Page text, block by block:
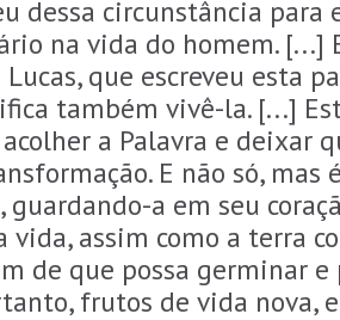
dessa circunstância
na vida do homem. [...]
Lucas, que escreveu esta
também vivê-la. [...]
a Palavra e deixar
E não só, mas
guardando-a em seu
vida, assim como a terra
de que possa germinar
frutos de vida nova,